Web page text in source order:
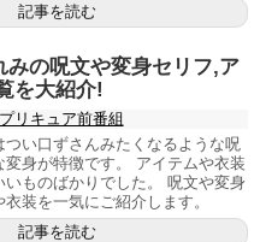
記事を読む
みの呪文や変身セリフ,ア
を大紹介!
プリキュア前番組
い口ずさんみたくなるような呪
身が特徴です。 アイテムや衣装
いものばかりでした。 呪文や変身
装を一気にご紹介します。
記事を読む